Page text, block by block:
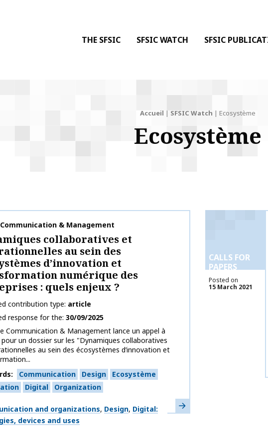
DE L'INFORMATION & DE LA COMMUNICATION
des Sciences de l'Information & de la Communication
THE SFSIC SFSIC WATCH SFSIC
Accueil | SFSIC Watch | Ecosystème
Ecosystème
name & Management
collaboratives et
au sein des
d’innovation et
numérique des
: quels enjeux ?
contribution type article
response for the 30/09/2025
Communication & Management lance un appel à
un dossier sur les "Dynamiques collaboratives
au sein des écosystèmes d’innovation et
Communication Design
Ecosystème
Digital Organization
and organizations Design Digital:
devices and uses
Learn more
CALLS FOR
PAPERS
Posted on
15 March 2021